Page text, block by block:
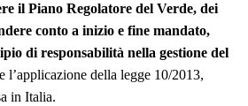
il Piano Regolatore del Verde, dei
conto a inizio e fine mandato,
di responsabilità nella gestione del
l’applicazione della legge 10/2013,
in Italia.